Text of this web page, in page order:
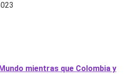
mientras que Colombia y